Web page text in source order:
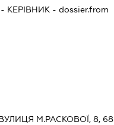
- КЕРІВНИК - dossier.from
М.РАСКОВОЇ, 8, 68